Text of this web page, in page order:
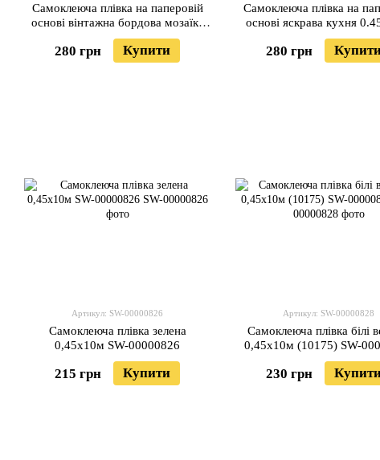
Самоклеюча плівка на паперовій
основі вінтажна бордова мозаїка
0,45х10м SW-00000789
280 грн Купити
Самоклеюча плівка на
основі яскрава кухня
SW-00000795
280 грн
Артикул: SW-00000826
Самоклеюча плівка зелена
0,45х10м SW-00000826
215 грн Купити
Артикул: SW-00000828
Самоклеюча плівка білі
0,45х10м (10175) SW-
230 грн